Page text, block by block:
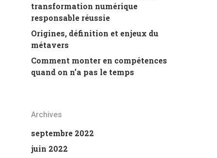
transformation numérique
responsable réussie
Origines, définition et enjeux du
métavers
Comment monter en compétences
quand on n’a pas le temps
Archives
septembre 2022
juin 2022